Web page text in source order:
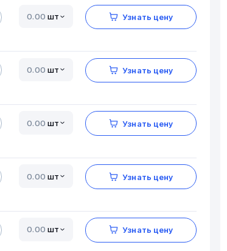
шт Узнать цену
шт Узнать цену
шт Узнать цену
шт Узнать цену
шт Узнать цену